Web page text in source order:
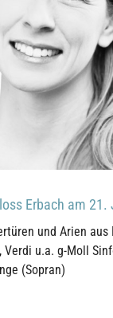
Erbach am 21.
und Arien aus
u.a. g-Moll
(Sopran)